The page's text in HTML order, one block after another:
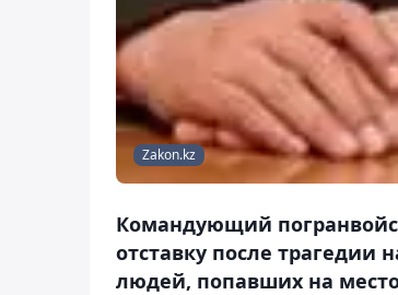
Zakon.kz
Командующий
отставку после трагедии
людей, попавших на